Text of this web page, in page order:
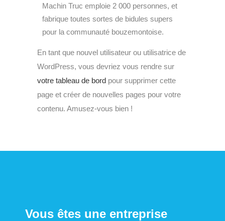
Machin Truc emploie 2 000 personnes, et
fabrique toutes sortes de bidules supers
pour la communauté bouzemontoise.
En tant que nouvel utilisateur ou utilisatrice de
WordPress, vous devriez vous rendre sur
votre tableau de bord pour supprimer cette
page et créer de nouvelles pages pour votre
contenu. Amusez-vous bien !
Vous êtes une entreprise